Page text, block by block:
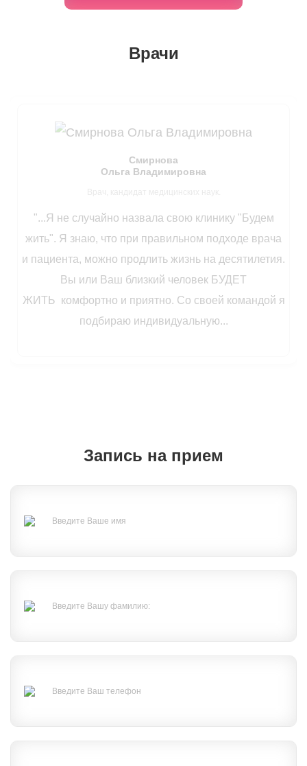
Врачи
Смирнова
Ольга Владимировна
"‌...Я не случайно назвала свою клинику "Будем
жить". Я знаю, что при правильном подходе врача
и пациента, можно продлить жизнь на десятилетия.
Вы или Ваш близкий человек БУДЕТ
ЖИТЬ комфортно и приятно. Со своей командой я
подбираю индивидуальную...
Запись на прием